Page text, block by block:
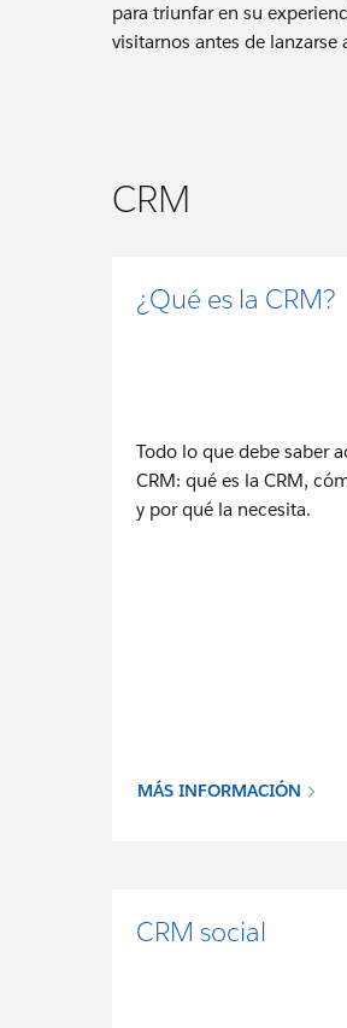
para triunfar en su
visitarnos antes de lanzarse
CRM
¿Qué es la CRM?
Todo lo que debe saber
CRM: qué es la CRM,
y por qué la necesita.
MÁS INFORMACIÓN
CRM social